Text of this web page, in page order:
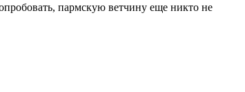
пармскую ветчину еще никто не